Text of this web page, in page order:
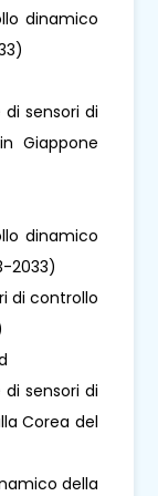
dinamico
sensori di
Giappone
dinamico
2033)
di controllo
sensori di
Corea del
della